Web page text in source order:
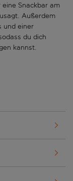
Snackbar am
Außerdem
und einer
du dich
kannst.